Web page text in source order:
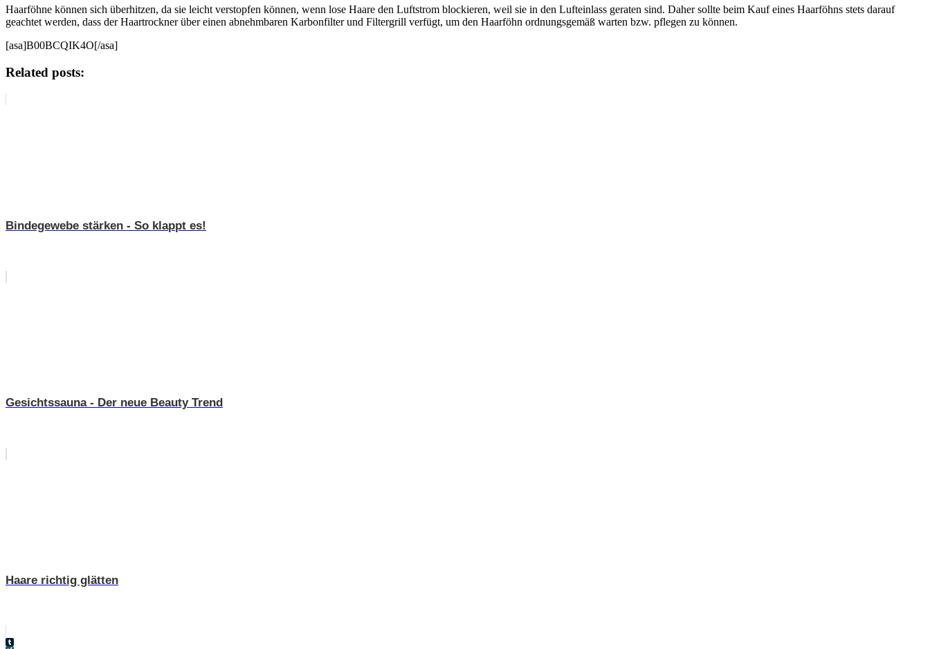
Haarföhne können sich überhitzen, da sie leicht verstopfen können, wenn lose Haare den Luftstrom blockieren, weil sie in den Lufteinlass geraten sind. Daher sollte beim Kauf eines Haarföhns stets darauf
geachtet werden, dass der Haartrockner über einen abnehmbaren Karbonfilter und Filtergrill verfügt, um den Haarföhn ordnungsgemäß warten bzw. pflegen zu können.
[asa]B00BCQIK4O[/asa]
Related posts:
Bindegewebe stärken - So klappt es!
Gesichtssauna - Der neue Beauty Trend
Haare richtig glätten